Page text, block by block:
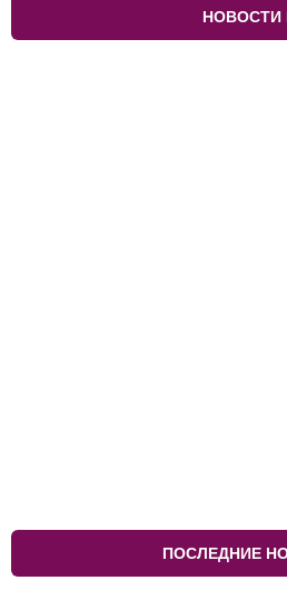
НОВОСТИ
ПОСЛЕДНИЕ